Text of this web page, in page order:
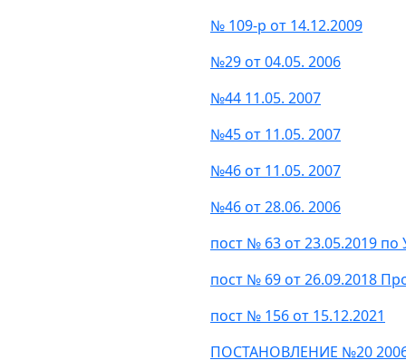
№ 109-р от 14.12.2009
№29 от 04.05. 2006
№44 11.05. 2007
№45 от 11.05. 2007
№46 от 11.05. 2007
№46 от 28.06. 2006
пост № 63 от 23.05.2019 по
пост № 69 от 26.09.2018
пост № 156 от 15.12.2021
ПОСТАНОВЛЕНИЕ №20